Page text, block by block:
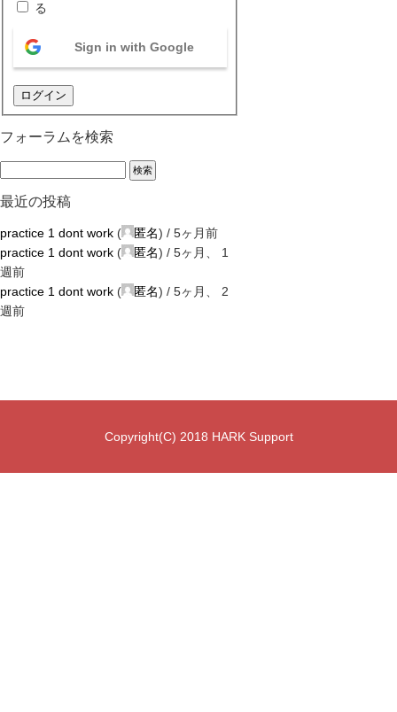
る
Sign in with Google
ログイン
フォーラムを検索
最近の投稿
practice 1 dont work ( 匿名) / 5ヶ月前
practice 1 dont work ( 匿名) / 5ヶ月、 1
週前
practice 1 dont work ( 匿名) / 5ヶ月、 2
週前
Copyright(C) 2018 HARK Support